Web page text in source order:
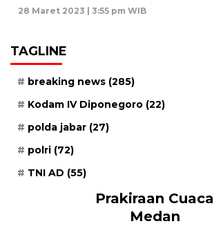
28 Maret 2023 | 3:55 pm WIB
TAGLINE
breaking news (285)
Kodam IV Diponegoro (22)
polda jabar (27)
polri (72)
TNI AD (55)
Prakiraan Cuaca
Medan